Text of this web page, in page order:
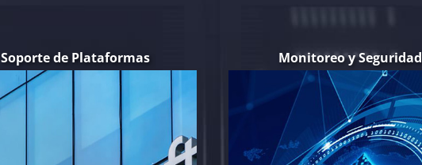
Soporte de Plataformas Monitoreo y Seguridad